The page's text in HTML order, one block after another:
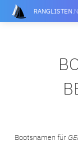
RANGLISTEN
Bootsnamen für